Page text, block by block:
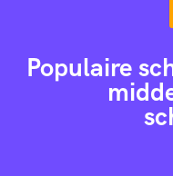
Populaire